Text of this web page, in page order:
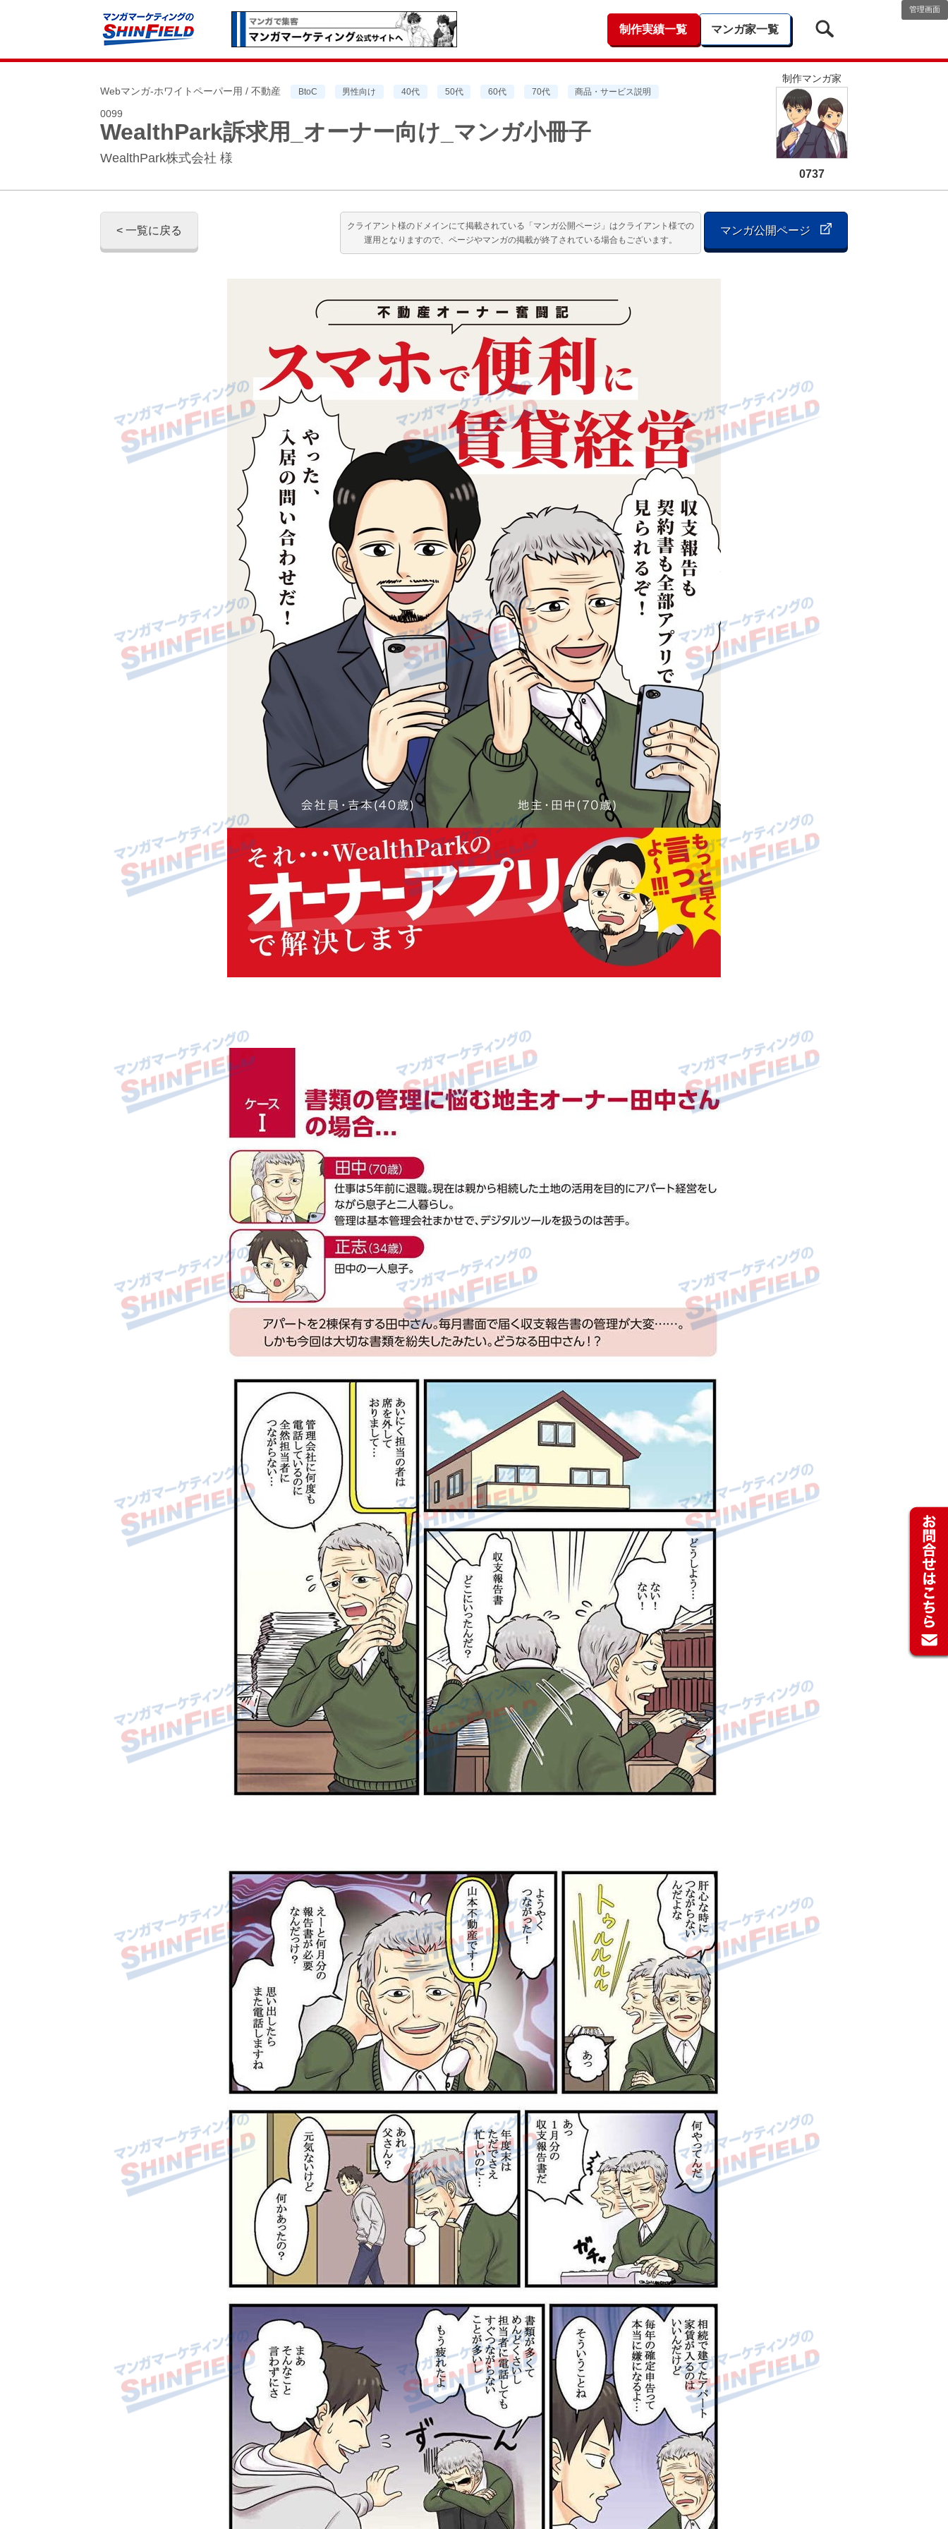
制作実績一覧 マンガ家一覧
管理画面
Webマンガ-ホワイトペーパー用 / 不動産 BtoC 男性向け 40代 50代 60代 70代 商品・サービス説明
0099
WealthPark訴求用_オーナー向け_マンガ小冊子
WealthPark株式会社 様
制作マンガ家
0737
< 一覧に戻る
クライアント様のドメインにて掲載されている「マンガ公開ページ」はクライアント様での
運用となりますので、ページやマンガの掲載が終了されている場合もございます。
マンガ公開ページ